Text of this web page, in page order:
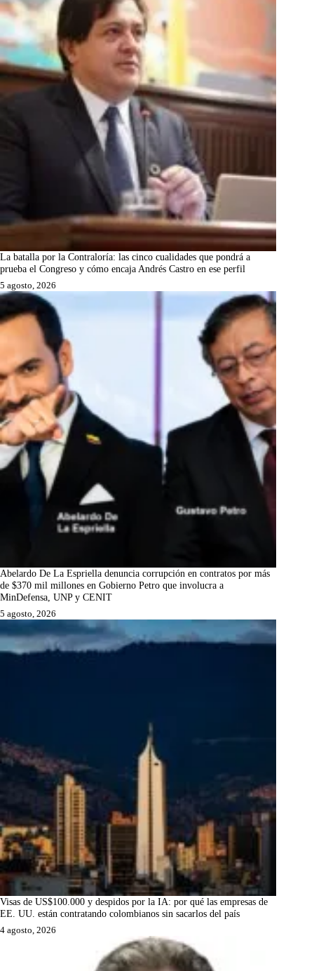
La batalla por la Contraloría: las cinco cualidades que pondrá a
prueba el Congreso y cómo encaja Andrés Castro en ese perfil
5 agosto, 2026
Abelardo De La Espriella denuncia corrupción en contratos por más
de $370 mil millones en Gobierno Petro que involucra a
MinDefensa, UNP y CENIT
5 agosto, 2026
Visas de US$100.000 y despidos por la IA: por qué las empresas de
EE. UU. están contratando colombianos sin sacarlos del país
4 agosto, 2026